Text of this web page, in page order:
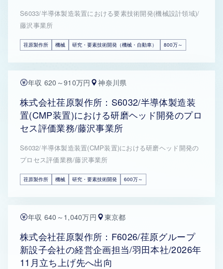
S6033/半導体製造装置における要素技術開発(機械設計領域)/
藤沢事業所
荏原製作所 機械 研究・要素技術開発（機械・自動車） 800万～
年収 620～910万円 神奈川県
株式会社荏原製作所：S6032/半導体製造装
置(CMP装置)における研磨ヘッド開発のプロ
セス評価業務/藤沢事業所
S6032/半導体製造装置(CMP装置)における研磨ヘッド開発の
プロセス評価業務/藤沢事業所
荏原製作所 機械 研究・要素技術開発 600万～
年収 640～1,040万円 東京都
株式会社荏原製作所：F6026/荏原グループ
新設子会社の経営企画担当/羽田本社/2026年
11月立ち上げ先へ出向